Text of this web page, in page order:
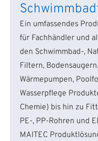
Ein umfassendes
für Fachhändler und
den Schwimmbad-,
Filtern,
Wärmepumpen,
Wasserpflege
Chemie) bis hin zu
PE-, PP-Rohren und
MAITEC